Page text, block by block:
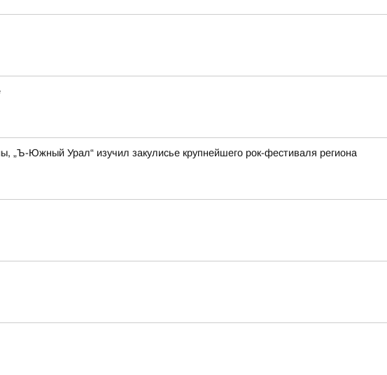
Южный Урал“ изучил закулисье крупнейшего рок-фестиваля региона